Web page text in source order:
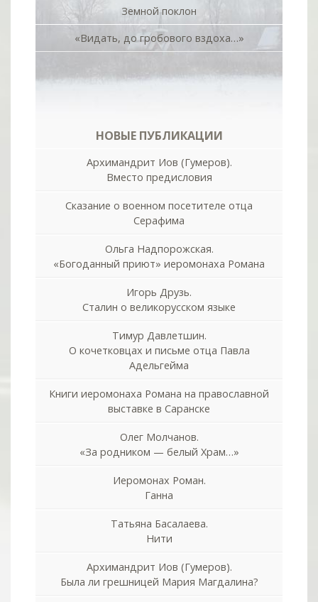
Земной поклон
«Видать, до гробового вздоха…»
НОВЫЕ ПУБЛИКАЦИИ
Архимандрит Иов (Гумеров).
Вместо предисловия
Сказание о военном посетителе отца
Серафима
Ольга Надпорожская.
«Богоданный приют» иеромонаха Романа
Игорь Друзь.
Сталин о великорусском языке
Тимур Давлетшин.
О кочетковцах и письме отца Павла
Адельгейма
Книги иеромонаха Романа на православной
выставке в Саранске
Олег Молчанов.
«За родником — белый Храм…»
Иеромонах Роман.
Ганна
Татьяна Басалаева.
Нити
Архимандрит Иов (Гумеров).
Была ли грешницей Мария Магдалина?